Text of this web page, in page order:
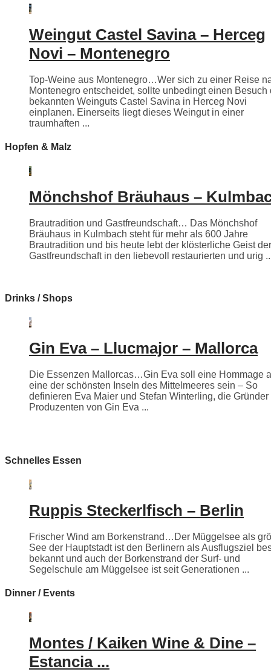
Weingut Castel Savina – Herceg
Novi – Montenegro
Top-Weine aus Montenegro…Wer sich zu einer Reise
Montenegro entscheidet, sollte unbedingt einen Besuch
bekannten Weinguts Castel Savina in Herceg Novi
einplanen. Einerseits liegt dieses Weingut in einer
traumhaften ...
Hopfen & Malz
Mönchshof Bräuhaus –
Brautradition und Gastfreundschaft… Das Mönchshof
Bräuhaus in Kulmbach steht für mehr als 600 Jahre
Brautradition und bis heute lebt der klösterliche Geist der
Gastfreundschaft in den liebevoll restaurierten und urig
Drinks / Shops
Gin Eva – Llucmajor – Mallorca
Die Essenzen Mallorcas…Gin Eva soll eine Hommage
eine der schönsten Inseln des Mittelmeeres sein – So
definieren Eva Maier und Stefan Winterling, die Gründer
Produzenten von Gin Eva ...
Schnelles Essen
Ruppis Steckerlfisch – Berlin
Frischer Wind am Borkenstrand…Der Müggelsee als
See der Hauptstadt ist den Berlinern als Ausflugsziel
bekannt und auch der Borkenstrand der Surf- und
Segelschule am Müggelsee ist seit Generationen ...
Dinner / Events
Montes / Kaiken Wine & Dine –
Estancia ...